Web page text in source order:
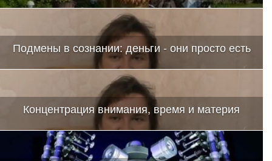
Подмены в сознании: деньги - они просто есть
Концентрация внимания, время и материя